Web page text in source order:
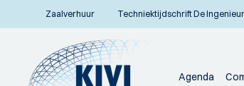
Zaalverhuur Techniektijdschrift De Ingenieur
Agenda